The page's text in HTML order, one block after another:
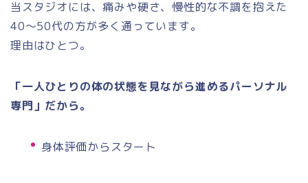
当スタジオには、痛みや硬さ、慢性的な不調を抱えた
40〜50代の方が多く通っています。
理由はひとつ。
「一人ひとりの体の状態を見ながら進めるパーソナル
専門」だから。
身体評価からスタート